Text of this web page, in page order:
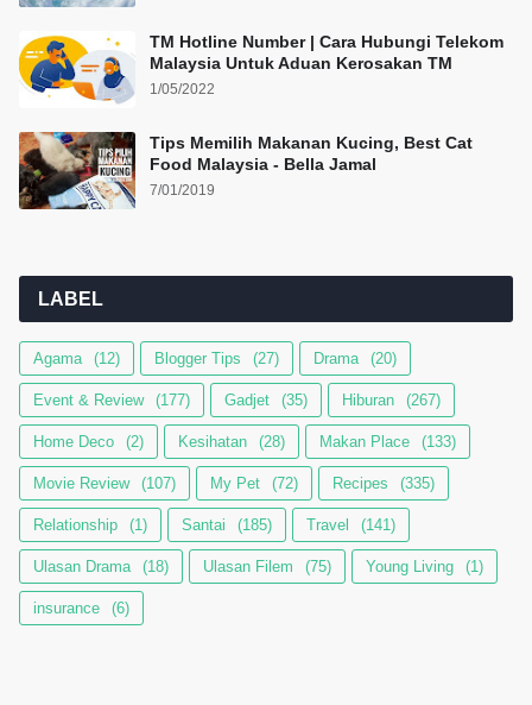
TM Hotline Number | Cara Hubungi Telekom
Malaysia Untuk Aduan Kerosakan TM
1/05/2022
Tips Memilih Makanan Kucing, Best Cat
Food Malaysia - Bella Jamal
7/01/2019
LABEL
Agama (12) Blogger Tips (27) Drama (20)
Event & Review (177) Gadjet (35) Hiburan (267)
Home Deco (2) Kesihatan (28) Makan Place (133)
Movie Review (107) My Pet (72) Recipes (335)
Relationship (1) Santai (185) Travel (141)
Ulasan Drama (18) Ulasan Filem (75) Young Living (1)
insurance (6)